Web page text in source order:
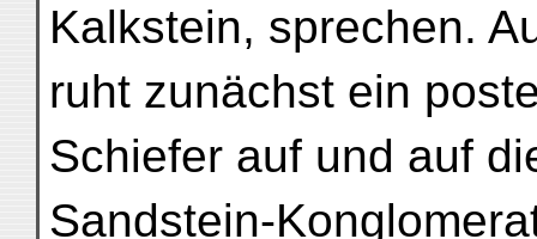
Kalkstein, sprechen.
ruht zunächst ein
Schiefer auf und auf
Sandstein-